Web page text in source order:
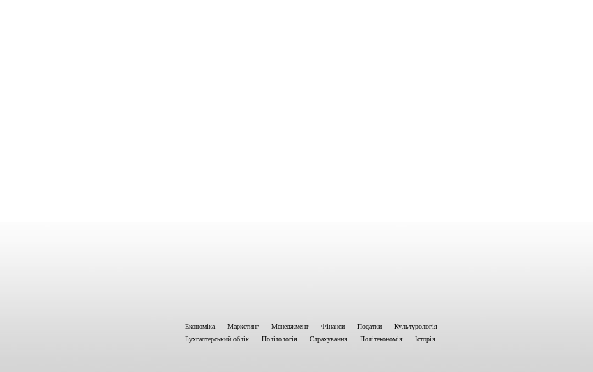
Економіка Маркетинг Менеджмент Фінанси Податки
Культурологія
Бухгалтерський облік
Політологія Страхування Політекономія Історія